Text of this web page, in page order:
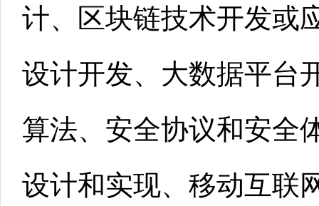
计、区块链技术开发或
设计开发、大数据平台
算法、安全协议和安全
设计和实现、移动互联